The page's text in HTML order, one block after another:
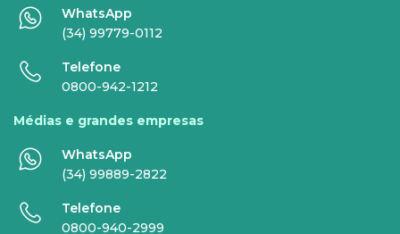
Super Wi-Fi
Internet Essence
SERVIÇOS
DIGITAIS
WhatsApp
(34) 99779-0112
Telefone
0800-942-1212
Médias e grandes empresas
WhatsApp
(34) 99889-2822
Telefone
0800-940-2999